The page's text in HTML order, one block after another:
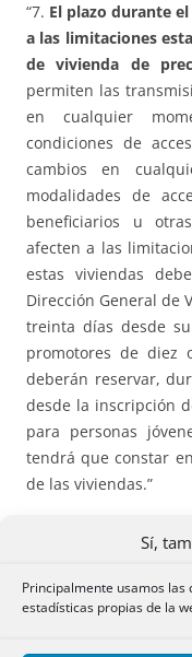
Sí,
Principalmente usamos las
estadísticas propias de la
“7. El plazo durante
a las limitaciones
de vivienda de
permiten las
en cualquier
condiciones de
cambios en
modalidades de
beneficiarios u
afecten a las
estas viviendas
Dirección General de
treinta días desde
promotores de diez
deberán reservar,
desde la inscripción
para personas
tendrá que constar
de las viviendas.”
Se añade un
“11. El promotor